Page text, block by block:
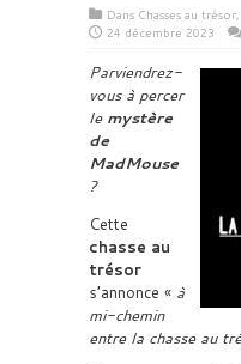
Dans Chasses au trésor,
24 décembre 2023
Parviendrez-
vous à percer
le mystère
de
MadMouse
?
Cette
chasse au
trésor
s’annonce « à
mi-chemin
entre la chasse au